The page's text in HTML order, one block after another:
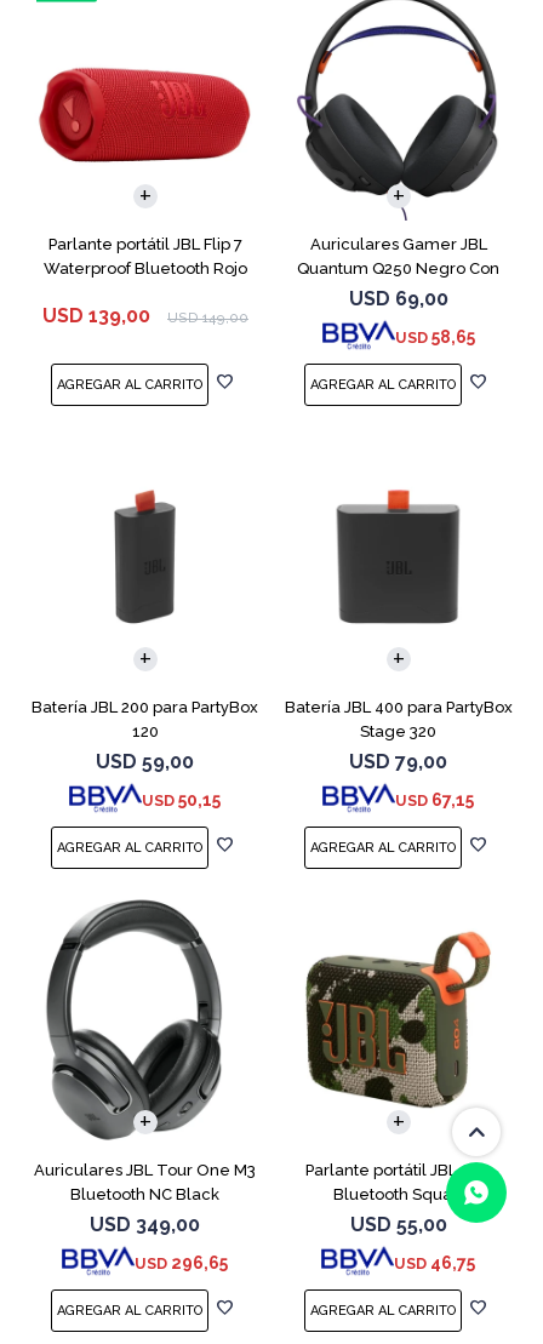
Parlante portátil JBL Flip 7
Waterproof Bluetooth Rojo
USD 139,00 USD 149,00
Auriculares Gamer JBL
Quantum Q250 Negro Con
Micrófono
USD 69,00
USD 58,65
Batería JBL 200 para PartyBox
120
USD 59,00
USD 50,15
Batería JBL 400 para PartyBox
Stage 320
USD 79,00
USD 67,15
Auriculares JBL Tour One M3
Bluetooth NC Black
USD 349,00
USD 296,65
Parlante portátil JBL Go4
Bluetooth Squad
USD 55,00
USD 46,75
(0/4)